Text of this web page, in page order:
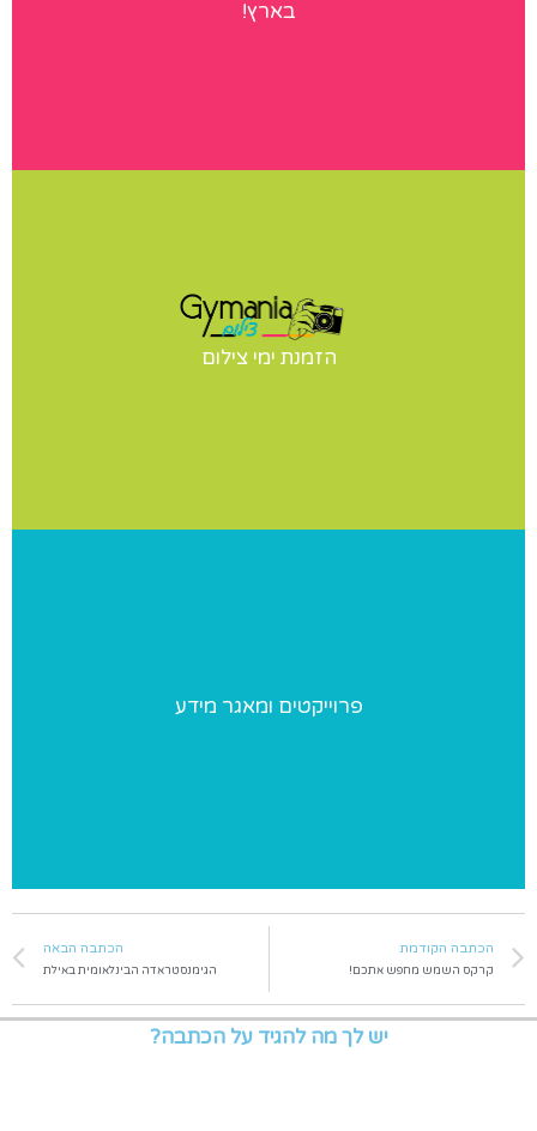
בארץ!
הגלריות שלנו
הזמנת ימי צילום
ימי צילום
יש לכם תחרות? הופעה? מעוניינים בצילומי סטודיו לנבחרת
פרוייקטים ומאגר מידע
הכתבה הקודמת
קרקס השמש מחפש אתכם!
הכתבה הבאה
הגימנסטראדה הבינלאומית באילת
יש לך מה להגיד על הכתבה?